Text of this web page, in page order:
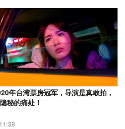
年台湾票房冠军，导演是真敢拍，
秘的痛处！